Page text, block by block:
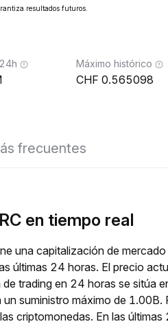
resultados futuros.
Máximo histórico
0.565098
frecuentes
en tiempo real
una capitalización de
últimas 24 horas. El precio
trading en 24 horas se sitúa
suministro máximo de 1.00B.
criptomonedas. En las